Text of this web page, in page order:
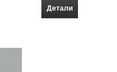
Детали